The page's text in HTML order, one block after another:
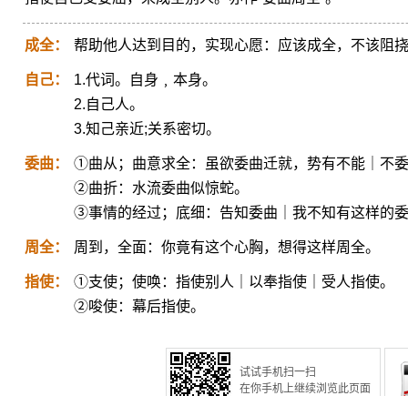
成全： 帮助他人达到目的，实现心愿：应该成全，不该阻
自己：
1.代词。自身﹐本身。
2.自己人。
3.知己亲近;关系密切。
委曲：
①曲从；曲意求全：虽欲委曲迁就，势有不能｜不
②曲折：水流委曲似惊蛇。
③事情的经过；底细：告知委曲｜我不知有这样的
周全： 周到，全面：你竟有这个心胸，想得这样周全。
指使：
①支使；使唤：指使别人｜以奉指使｜受人指使。
②唆使：幕后指使。
试试手机扫一扫
在你手机上继续浏览此页面